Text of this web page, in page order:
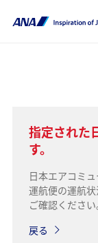
指定された
す。
日本エアコミ
運航便の運航
ご確認ください
戻る